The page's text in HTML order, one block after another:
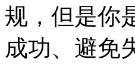
规，但是你
成功、避免